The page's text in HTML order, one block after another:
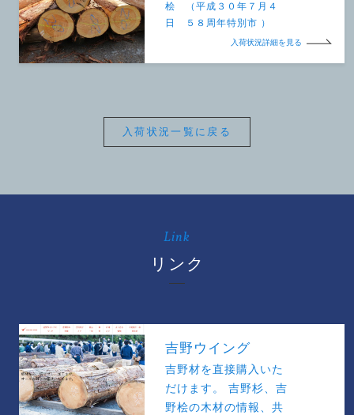
桧 （平成３０年７月４
日 ５８周年特別市 ）
入荷状況詳細を見る
入荷状況一覧に戻る
Link
リンク
吉野ウイング
吉野材を直接購入いた
だけます。 吉野杉、吉
野桧の木材の情報、共